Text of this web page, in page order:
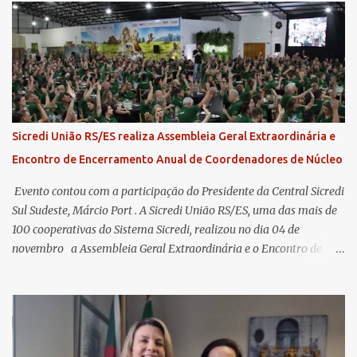
Sicredi União RS/ES realiza Assembleia Geral Extraordinária e
Encontro de Encerramento Anual de Coordenadores de Núcleo
​ Evento contou com a participação do Presidente da Central Sicredi
Sul Sudeste, Márcio Port . A Sicredi União RS/ES, uma das mais de
100 cooperativas do Sistema Sicredi, realizou no dia 04 de
novembro a Assembleia Geral Extraordinária e o Encontro de
futuro. O evento ocorreu presencialmente em Santa Rosa/RS com
transmissão simultânea para os coordenadores capixabas, que
estavam reunidos em Cachoeiro de Itapemirim / ES. Durante a